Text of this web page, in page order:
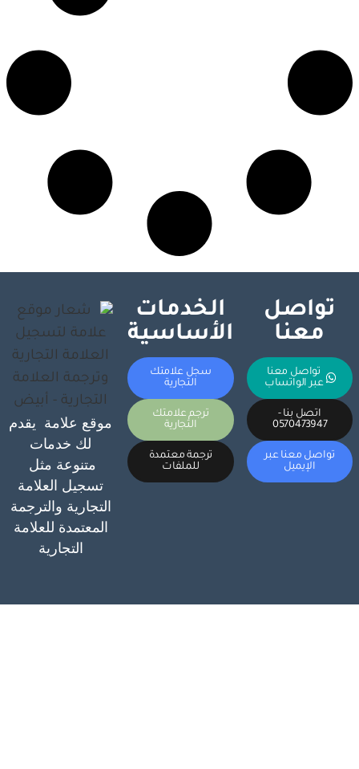
تواصل
معنا
تواصل معنا
عبر الواتساب
اتصل بنا -
0570473947
تواصل معنا عبر
الإيميل
الخدمات
الأساسية
سجل علامتك
التجارية
ترجم علامتك
التجارية
ترجمة معتمدة
للملفات
موقع علامة يقدم
لك خدمات
متنوعة مثل
تسجيل العلامة
التجارية والترجمة
المعتمدة للعلامة
التجارية